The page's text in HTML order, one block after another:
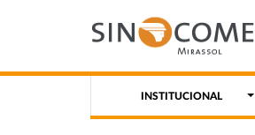
INSTITUCIONAL